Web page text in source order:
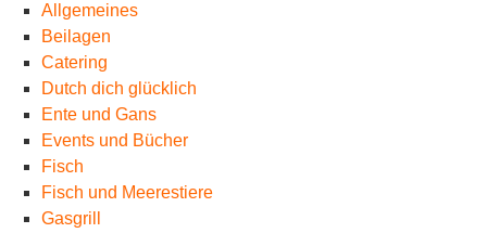
Allgemeines
Beilagen
Catering
Dutch dich glücklich
Ente und Gans
Events und Bücher
Fisch
Fisch und Meerestiere
Gasgrill